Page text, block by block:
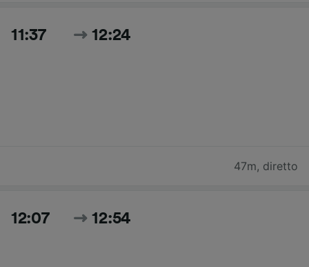
11:37 12:24
47m, diretto
12:07 12:54